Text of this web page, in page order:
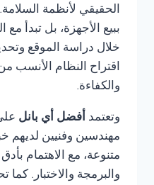
الحقيقي لأنظمة
ببيع الأجهزة، بل تبدأ
خلال دراسة الموقع
اقتراح النظام الأنسب
والكفاءة.
وتعتمد أفضل أي بانل
مهندسين وفنيين لديهم
متنوعة، مع الاهتمام
والبرمجة والاختبار.